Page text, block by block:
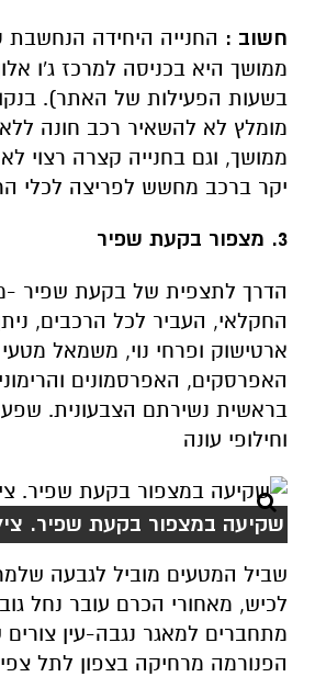
חשוב : החנייה היחידה הנחשבת
ממושך היא בכניסה למרכז ג'ו
בשעות הפעילות של האתר).
מומלץ לא להשאיר רכב חונה
ממושך, וגם בחנייה קצרה רצוי
יקר ברכב מחשש לפריצה לכלי
3. מצפור בקעת שפיר
הדרך לתצפית של בקעת שפיר -
החקלאי, העביר לכל הרכבים,
ארטישוק ופרחי נוי, משמאל
האפרסקים, האפרסמונים
בראשית נשירתם הצבעונית.
וחילופי עונה
שקיעה במצפור בקעת שפיר.
שביל המטעים מוביל לגבעה
לכיש, מאחורי הכרם עובר נחל
מתחברים למאגר נגבה-עין
הפנורמה מרחיקה בצפון לתל